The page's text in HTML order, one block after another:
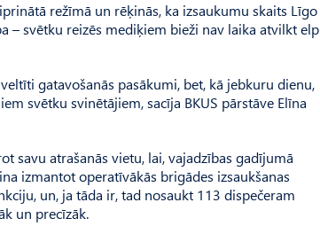
režīmā un rēķinās, ka izsaukumu skaits Līgo
– svētku reizēs mediķiem bieži nav laika atvilkt
gatavošanās pasākumi, bet, kā jebkuru dienu,
svētku svinētājiem, sacīja BKUS pārstāve Elīna
savu atrašanās vietu, lai, vajadzības gadījumā
izmantot operatīvākās brigādes izsaukšanas
un, ja tāda ir, tad nosaukt 113 dispečeram
un precīzāk.